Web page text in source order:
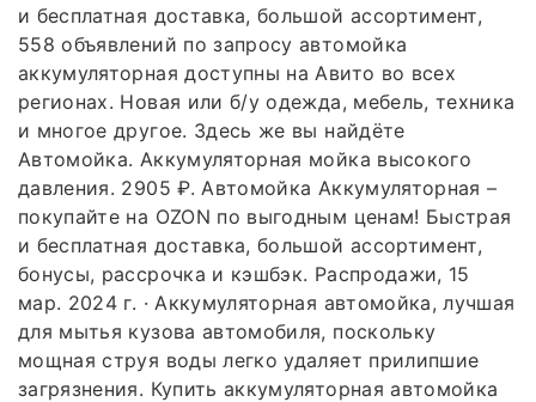
и бесплатная доставка, большой ассортимент,
558 объявлений по запросу автомойка
аккумуляторная доступны на Авито во всех
регионах. Новая или б/у одежда, мебель, техника
и многое другое. Здесь же вы найдёте
Автомойка. Аккумуляторная мойка высокого
давления. 2905 ₽. Автомойка Аккумуляторная –
покупайте на OZON по выгодным ценам! Быстрая
и бесплатная доставка, большой ассортимент,
бонусы, рассрочка и кэшбэк. Распродажи, 15
мар. 2024 г. · Аккумуляторная автомойка, лучшая
для мытья кузова автомобиля, поскольку
мощная струя воды легко удаляет прилипшие
загрязнения. Купить аккумуляторная автомойка